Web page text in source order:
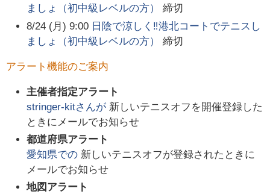
ましょ（初中級レベルの方）
締切
8/24 (月) 9:00 日陰で涼しく‼️港北コートでテニスし
ましょ（初中級レベルの方）
締切
アラート機能のご案内
主催者指定アラート
stringer-kitさんが 新しいテニスオフを開催登録した
ときにメールでお知らせ
都道府県アラート
愛知県での 新しいテニスオフが登録されたときに
メールでお知らせ
地図アラート